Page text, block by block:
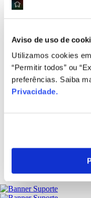
Aviso de uso de
Utilizamos cookies
“Permitir todos” ou
preferências. Saiba
Privacidade.